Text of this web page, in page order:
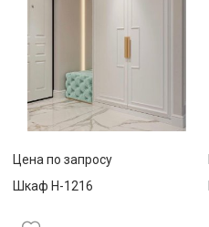
Цена по запросу
Шкаф Н-1216